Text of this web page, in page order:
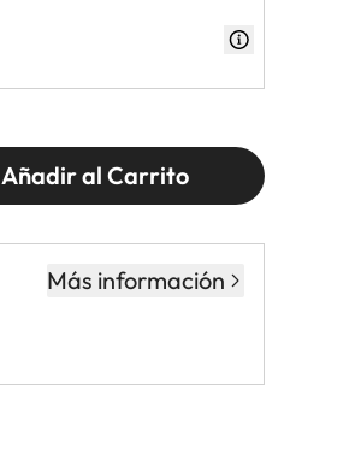
Añadir al Carrito
Más información